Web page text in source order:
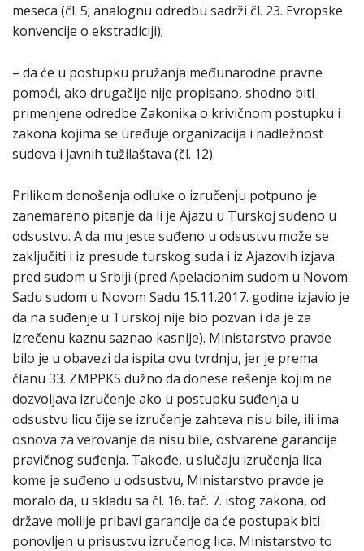
meseca (čl. 5; analognu odredbu sadrži čl. 23. Evropske
konvencije o ekstradiciji);
– da će u postupku pružanja međunarodne pravne
pomoći, ako drugačije nije propisano, shodno biti
primenjene odredbe Zakonika o krivičnom postupku i
zakona kojima se uređuje organizacija i nadležnost
sudova i javnih tužilaštava (čl. 12).
Prilikom donošenja odluke o izručenju potpuno je
zanemareno pitanje da li je Ajazu u Turskoj suđeno u
odsustvu. A da mu jeste suđeno u odsustvu može se
zaključiti i iz presude turskog suda i iz Ajazovih izjava
pred sudom u Srbiji (pred Apelacionim sudom u Novom
Sadu sudom u Novom Sadu 15.11.2017. godine izjavio je
da na suđenje u Turskoj nije bio pozvan i da je za
izrečenu kaznu saznao kasnije). Ministarstvo pravde
bilo je u obavezi da ispita ovu tvrdnju, jer je prema
članu 33. ZMPPKS dužno da donese rešenje kojim ne
dozvoljava izručenje ako u postupku suđenja u
odsustvu licu čije se izručenje zahteva nisu bile, ili ima
osnova za verovanje da nisu bile, ostvarene garancije
pravičnog suđenja. Takođe, u slučaju izručenja lica
kome je suđeno u odsustvu, Ministarstvo pravde je
moralo da, u skladu sa čl. 16. tač. 7. istog zakona, od
države molilje pribavi garancije da će postupak biti
ponovljen u prisustvu izručenog lica. Ministarstvo to